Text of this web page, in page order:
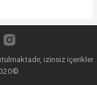
izinsiz içerikler